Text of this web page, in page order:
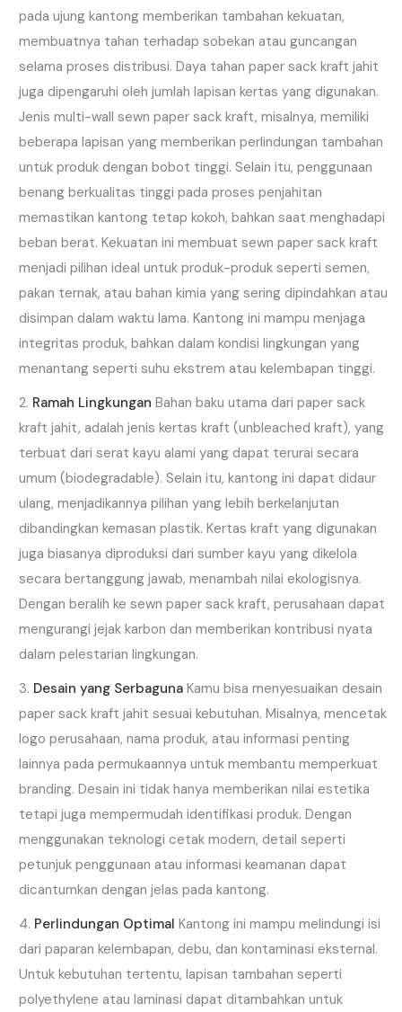
pada ujung kantong memberikan tambahan kekuatan,
membuatnya tahan terhadap sobekan atau guncangan
selama proses distribusi. Daya tahan paper sack kraft jahit
juga dipengaruhi oleh jumlah lapisan kertas yang digunakan.
Jenis multi-wall sewn paper sack kraft, misalnya, memiliki
beberapa lapisan yang memberikan perlindungan tambahan
untuk produk dengan bobot tinggi. Selain itu, penggunaan
benang berkualitas tinggi pada proses penjahitan
memastikan kantong tetap kokoh, bahkan saat menghadapi
beban berat. Kekuatan ini membuat sewn paper sack kraft
menjadi pilihan ideal untuk produk-produk seperti semen,
pakan ternak, atau bahan kimia yang sering dipindahkan atau
disimpan dalam waktu lama. Kantong ini mampu menjaga
integritas produk, bahkan dalam kondisi lingkungan yang
menantang seperti suhu ekstrem atau kelembapan tinggi.
Ramah Lingkungan Bahan baku utama dari paper sack
kraft jahit, adalah jenis kertas kraft (unbleached kraft), yang
terbuat dari serat kayu alami yang dapat terurai secara
umum (biodegradable). Selain itu, kantong ini dapat didaur
ulang, menjadikannya pilihan yang lebih berkelanjutan
dibandingkan kemasan plastik. Kertas kraft yang digunakan
juga biasanya diproduksi dari sumber kayu yang dikelola
secara bertanggung jawab, menambah nilai ekologisnya.
Dengan beralih ke sewn paper sack kraft, perusahaan dapat
mengurangi jejak karbon dan memberikan kontribusi nyata
dalam pelestarian lingkungan.
Desain yang Serbaguna Kamu bisa menyesuaikan desain
paper sack kraft jahit sesuai kebutuhan. Misalnya, mencetak
logo perusahaan, nama produk, atau informasi penting
lainnya pada permukaannya untuk membantu memperkuat
branding. Desain ini tidak hanya memberikan nilai estetika
tetapi juga mempermudah identifikasi produk. Dengan
menggunakan teknologi cetak modern, detail seperti
petunjuk penggunaan atau informasi keamanan dapat
dicantumkan dengan jelas pada kantong.
Perlindungan Optimal Kantong ini mampu melindungi isi
dari paparan kelembapan, debu, dan kontaminasi eksternal.
Untuk kebutuhan tertentu, lapisan tambahan seperti
polyethylene atau laminasi dapat ditambahkan untuk